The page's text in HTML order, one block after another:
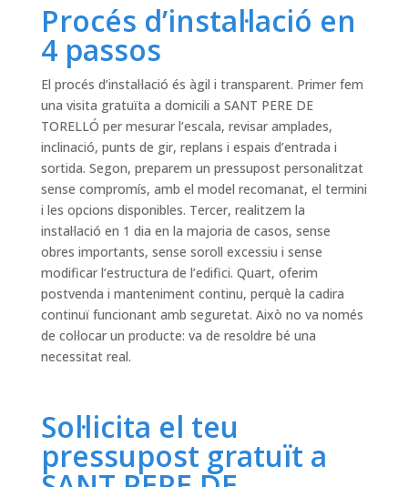
Procés d’instal·lació en
4 passos
El procés d’instal·lació és àgil i transparent. Primer fem
una visita gratuïta a domicili a SANT PERE DE
TORELLÓ per mesurar l’escala, revisar amplades,
inclinació, punts de gir, replans i espais d’entrada i
sortida. Segon, preparem un pressupost personalitzat
sense compromís, amb el model recomanat, el termini
i les opcions disponibles. Tercer, realitzem la
instal·lació en 1 dia en la majoria de casos, sense
obres importants, sense soroll excessiu i sense
modificar l’estructura de l’edifici. Quart, oferim
postvenda i manteniment continu, perquè la cadira
continuï funcionant amb seguretat. Això no va només
de col·locar un producte: va de resoldre bé una
necessitat real.
Sol·licita el teu
pressupost gratuït a